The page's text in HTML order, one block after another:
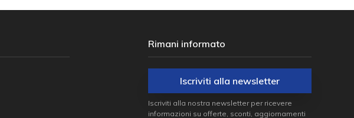
Rimani informato
Iscriviti alla newsletter
Iscriviti alla nostra newsletter per ricevere
informazioni su offerte, sconti, aggiornamenti